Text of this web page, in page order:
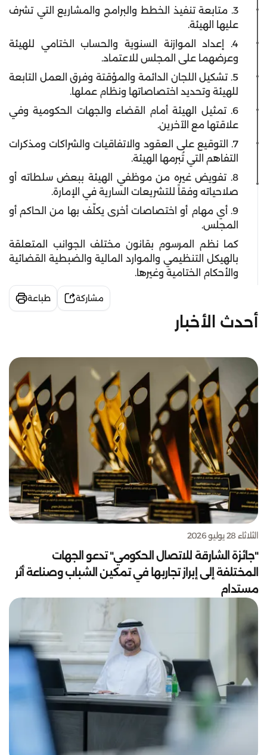
3. متابعة تنفيذ الخطط والبرامج والمشاريع التي تشرف
عليها الهيئة.
4. إعداد الموازنة السنوية والحساب الختامي للهيئة
وعرضهما على المجلس للاعتماد.
5. تشكيل اللجان الدائمة والمؤقتة وفرق العمل التابعة
للهيئة وتحديد اختصاصاتها ونظام عملها.
6. تمثيل الهيئة أمام القضاء والجهات الحكومية وفي
علاقتها مع الآخرين.
7. التوقيع على العقود والاتفاقيات والشراكات ومذكرات
التفاهم التي تُبرمها الهيئة.
8. تفويض غيره من موظفي الهيئة ببعض سلطاته أو
صلاحياته وفقاً للتشريعات السارية في الإمارة.
9. أي مهام أو اختصاصات أخرى يكلّف بها من الحاكم أو
المجلس.
كما نظم المرسوم بقانون مختلف الجوانب المتعلقة
بالهيكل التنظيمي والموارد المالية والضبطية القضائية
والأحكام الختامية وغيرها.
مشاركة طباعة
أحدث الأخبار
الثلاثاء 28 يوليو 2026
"جائزة الشارقة للاتصال الحكومي" تدعو الجهات
المختلفة إلى إبراز تجاربها في تمكين الشباب وصناعة أثر
مستدام